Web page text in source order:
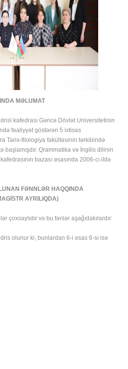
MƏLUMAT
kafedrası Gəncə Dövlət Universitetinin
fəaliyyət göstərən 5 ixtisas
Tarix-filologiya fakültəsinin tərkibində
başlamışdır. Qrammatika və İngilis dilinin
bazası əsasında 2006-cı ildə
FƏNNLƏR HAQQINDA
AYRILIQDA)
və bu fənlər aşağıdakılardır:
olunur ki, bunlardan 6-i əsas 6-sı isə